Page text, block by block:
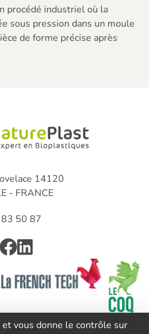
vous donne le contrôle sur
procédé industriel où la
sous pression dans un moule
de forme précise après
14120
- FRANCE
50 87